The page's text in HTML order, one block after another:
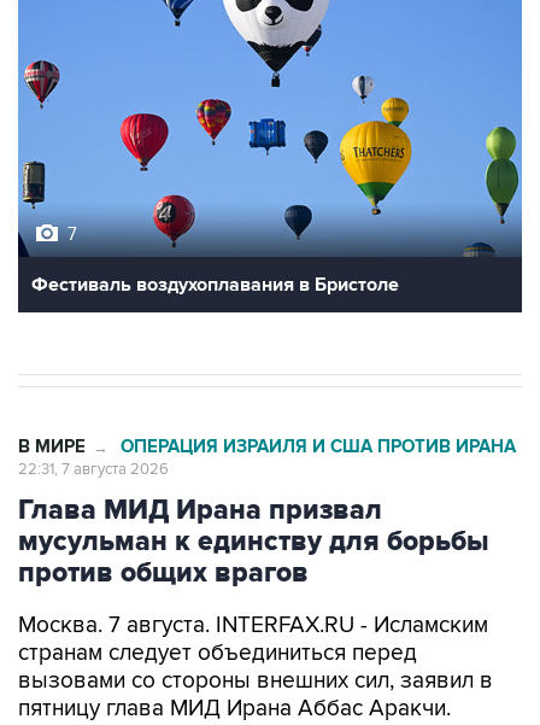
Фестиваль воздухоплавания в Бристоле
Глава МИД Ирана призвал
мусульман к единству для борьбы
против общих врагов
Москва. 7 августа. INTERFAX.RU - Исламским
вызовами со стороны внешних сил, заявил в
пятницу глава МИД Ирана Аббас Аракчи.
"Когда мусульмане едины, то мы способны дать